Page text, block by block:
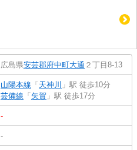
広島県安芸郡府中町大通 ２丁目8-13
山陽本線 「 天神川 」駅 徒歩10分
芸備線 「 矢賀 」駅 徒歩17分
-
-